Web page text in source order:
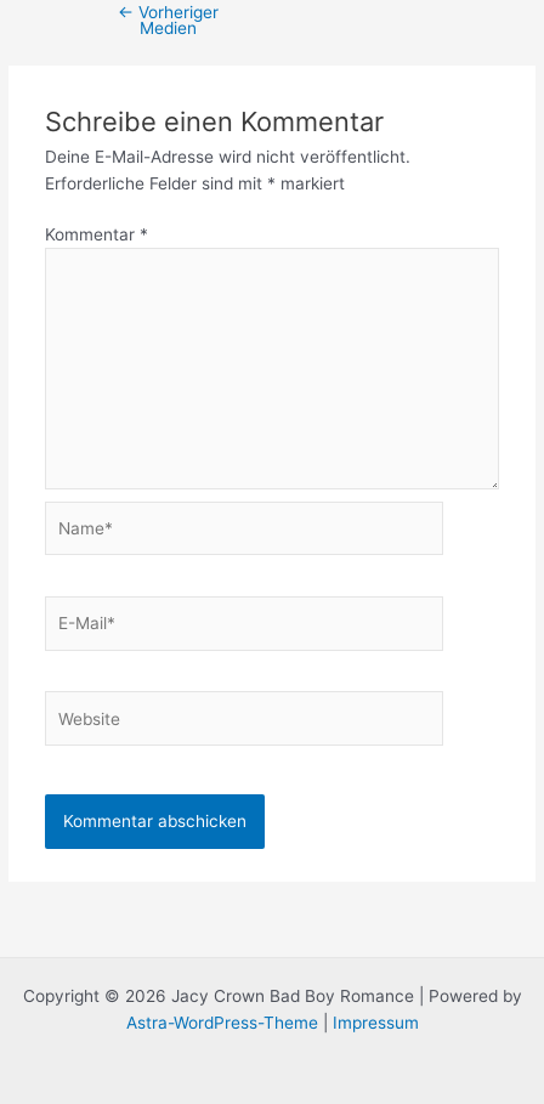
← Vorheriger
Medien
Schreibe einen Kommentar
Deine E-Mail-Adresse wird nicht veröffentlicht.
Erforderliche Felder sind mit * markiert
Kommentar *
Mail*
Copyright © 2026 Jacy Crown Bad Boy Romance | Powered by
Astra-WordPress-Theme| Impressum